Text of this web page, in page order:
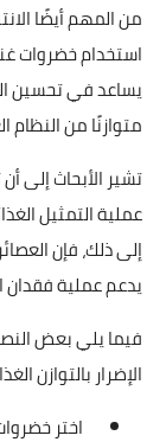
من المهم أيضًا
استخدام خضروات
يساعد في تحسين
متوازنًا من النظام
تشير الأبحاث إلى
عملية التمثيل
إلى ذلك، فإن
يدعم عملية فقدان
فيما يلي بعض
الإضرار بالتوازن
اختر